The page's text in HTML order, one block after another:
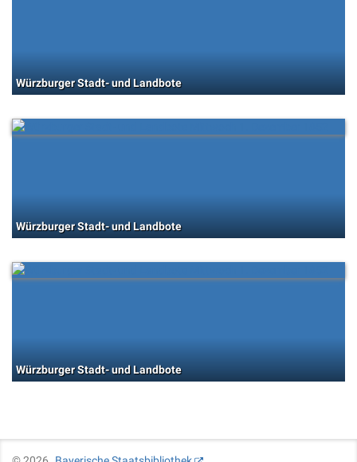
Würzburger Stadt- und Landbote
Würzburger Stadt- und Landbote
Würzburger Stadt- und Landbote